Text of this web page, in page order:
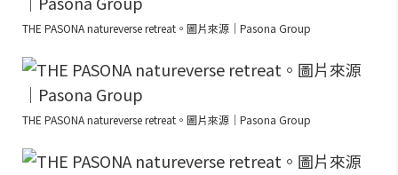
THE PASONA natureverse retreat。圖片來源｜Pasona Group
THE PASONA natureverse retreat。圖片來源｜Pasona Group